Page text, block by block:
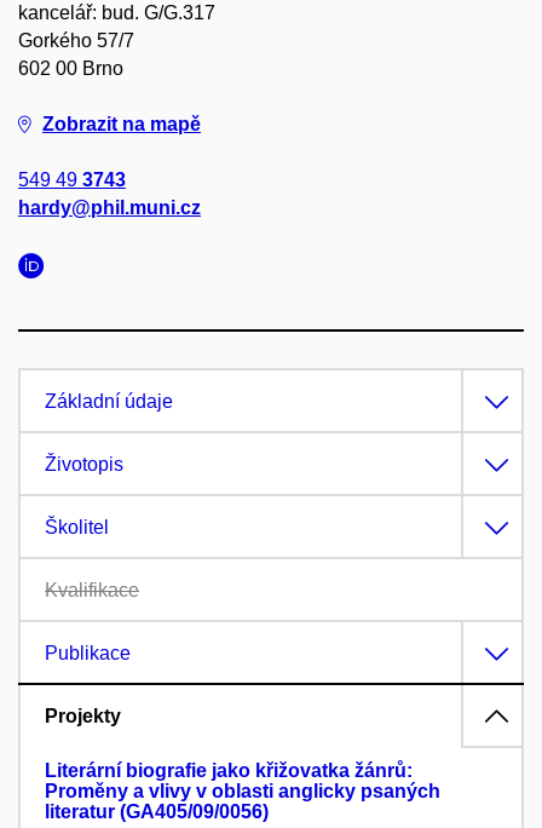
kancelář: bud. G/G.317
Gorkého 57/7
602 00 Brno
Zobrazit na mapě
549 49 3743
hardy@phil.muni.cz
Základní údaje
Životopis
Školitel
Kvalifikace
Publikace
Projekty
Literární biografie jako křižovatka žánrů:
Proměny a vlivy v oblasti anglicky psaných
literatur (GA405/09/0056)